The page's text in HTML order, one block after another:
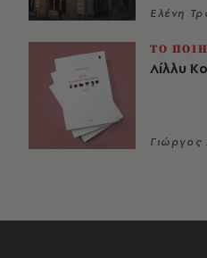
Ελένη
ΤΟ
Λίλλυ
Γιώργος